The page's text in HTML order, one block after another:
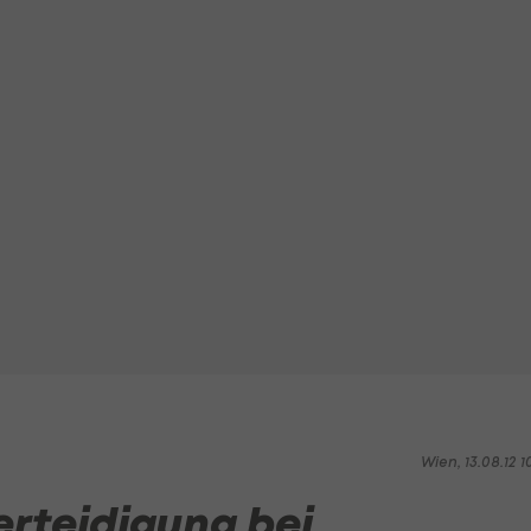
Wien, 13.08.12